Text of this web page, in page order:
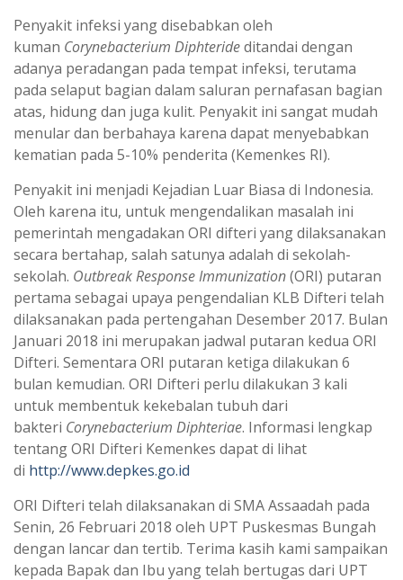
Penyakit infeksi yang disebabkan oleh
kuman Corynebacterium Diphterideditandai dengan
adanya peradangan pada tempat infeksi, terutama
pada selaput bagian dalam saluran pernafasan bagian
atas, hidung dan juga kulit. Penyakit ini sangat mudah
menular dan berbahaya karena dapat menyebabkan
kematian pada 5-10% penderita (Kemenkes RI).
Penyakit ini menjadi Kejadian Luar Biasa di Indonesia.
Oleh karena itu, untuk mengendalikan masalah ini
pemerintah mengadakan ORI difteri yang dilaksanakan
secara bertahap, salah satunya adalah di sekolah-
sekolah. Outbreak Response Immunization(ORI) putaran
pertama sebagai upaya pengendalian KLB Difteri telah
dilaksanakan pada pertengahan Desember 2017. Bulan
Januari 2018 ini merupakan jadwal putaran kedua ORI
Difteri. Sementara ORI putaran ketiga dilakukan 6
bulan kemudian. ORI Difteri perlu dilakukan 3 kali
untuk membentuk kekebalan tubuh dari
bakteri Corynebacterium Diphteriae. Informasi lengkap
tentang ORI Difteri Kemenkes dapat di lihat
di http://www.depkes.go.id
ORI Difteri telah dilaksanakan di SMA Assaadah pada
Senin, 26 Februari 2018 oleh UPT Puskesmas Bungah
dengan lancar dan tertib. Terima kasih kami sampaikan
kepada Bapak dan Ibu yang telah bertugas dari UPT